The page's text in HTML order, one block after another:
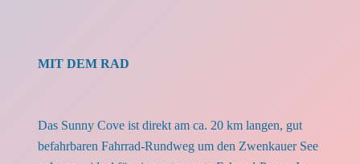
MIT DEM RAD
Das Sunny Cove ist direkt am ca. 20 km langen, gut
befahrbaren Fahrrad-Rundweg um den Zwenkauer See